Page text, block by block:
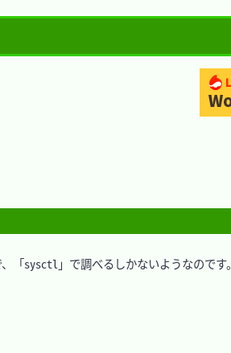
「sysctl」で調べるしかないようなのです。